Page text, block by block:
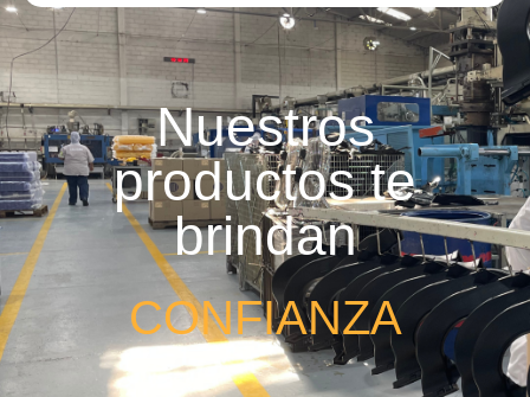
Nuestros
productos te
brindan​
CONFIANZA